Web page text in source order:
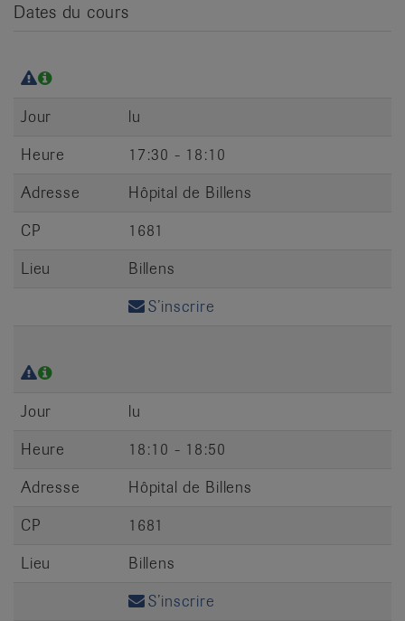
Dates du cours
Jour
lu
Heure
17:30 - 18:10
Adresse
Hôpital de Billens
CP
1681
Lieu
Billens
S’inscrire
Jour
lu
Heure
18:10 - 18:50
Adresse
Hôpital de Billens
CP
1681
Lieu
Billens
S’inscrire